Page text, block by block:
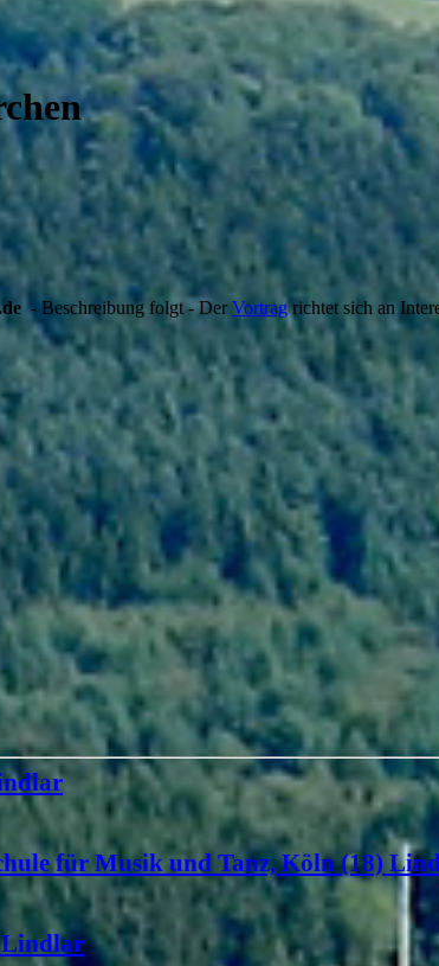
- Beschreibung folgt - Der Vortragrichtet sich an
für Musik und Tanz, Köln (18)
Lindlar